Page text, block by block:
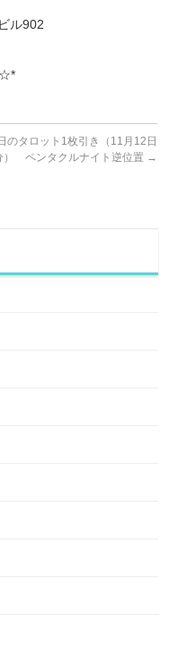
ル902
のタロット1枚引き（11月12日
） ペンタクルナイト逆位置 →